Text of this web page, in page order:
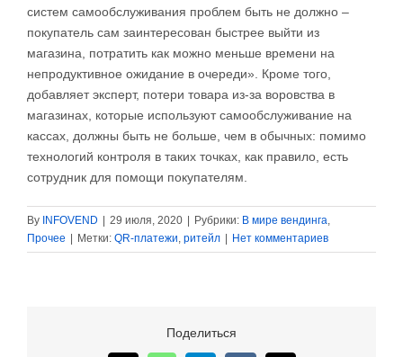
систем самообслуживания проблем быть не должно –
покупатель сам заинтересован быстрее выйти из
магазина, потратить как можно меньше времени на
непродуктивное ожидание в очереди». Кроме того,
добавляет эксперт, потери товара из-за воровства в
магазинах, которые используют самообслуживание на
кассах, должны быть не больше, чем в обычных: помимо
технологий контроля в таких точках, как правило, есть
сотрудник для помощи покупателям.
By INFOVEND 29 июля, 2020 Рубрики: В мире вендинга,
Прочее
Метки: QR-платежи, ритейл Нет комментариев
Поделиться